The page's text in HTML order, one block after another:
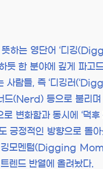
뜻하는 영단어 ‘디깅
듯 한 분야에 깊게 파고
사람들, 즉 ‘디깅러
드(Nerd) 등으로 불리며
로 변화함과 동시에 ‘덕
긍정적인 방향으로 돌
깅모멘텀(Digging
렌드 반열에 올려놨다.